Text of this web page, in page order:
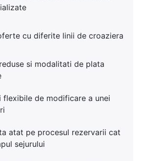
cu diferite linii de croaziera
si modalitati de plata
flexibile de modificare a unei
atat pe procesul rezervarii cat
sejurului